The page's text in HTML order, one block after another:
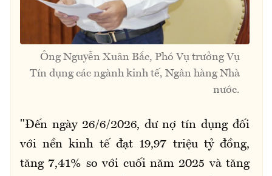
Ông Nguyễn Xuân Bắc, Phó Vụ trưởng Vụ
Tín dụng các ngành kinh tế, Ngân hàng Nhà
nước.
"Đến ngày 26/6/2026, dư nợ tín dụng đối
với nền kinh tế đạt 19,97 triệu tỷ đồng,
tăng 7,41% so với cuối năm 2025 và tăng